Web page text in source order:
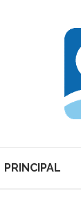
PRINCIPAL